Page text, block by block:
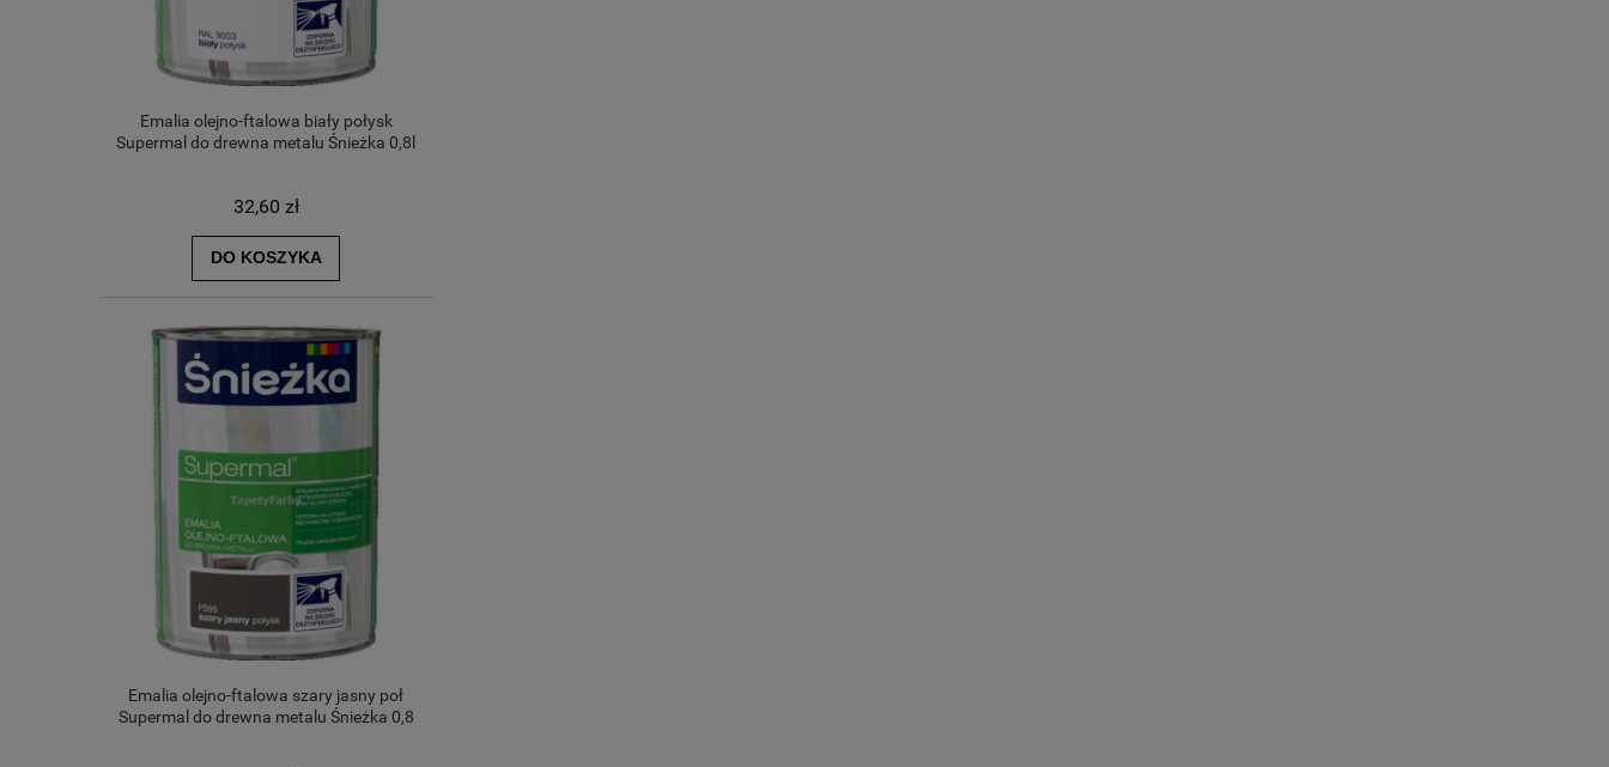
Emalia olejno-ftalowa biały połysk
Supermal do drewna metalu Śnieżka 0,8l
32,60 zł
DO KOSZYKA
Emalia olejno-ftalowa szary jasny poł
Supermal do drewna metalu Śnieżka 0,8